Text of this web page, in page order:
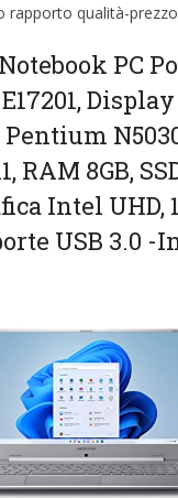
rapporto qualità-
PC
Display
RAM 8GB,
Intel UHD,
USB 3.0 -